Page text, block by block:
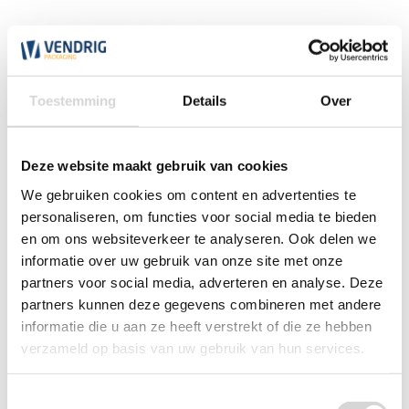
Toestemming Details Over
Deze website maakt gebruik van cookies
We gebruiken cookies om content en advertenties te
personaliseren, om functies voor social media te bieden
en om ons websiteverkeer te analyseren. Ook delen we
informatie over uw gebruik van onze site met onze
partners voor social media, adverteren en analyse. Deze
partners kunnen deze gegevens combineren met andere
informatie die u aan ze heeft verstrekt of die ze hebben
verzameld op basis van uw gebruik van hun services.
Waarschuwingstape breekbaar / fragile (per rol)
(61)
vanaf
1,30